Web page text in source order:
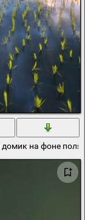
на фоне поля